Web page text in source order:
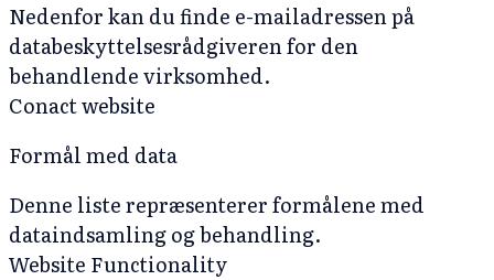
Nedenfor kan du finde e-mailadressen på
databeskyttelsesrådgiveren for den
behandlende virksomhed.
Conact website
Formål med data
Denne liste repræsenterer formålene med
dataindsamling og behandling.
Website Functionality